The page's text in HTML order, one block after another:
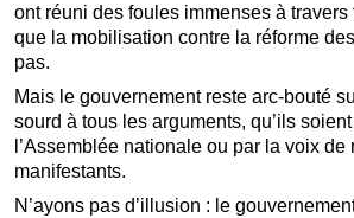
ont réuni des foules immenses à
que la mobilisation contre la réforme
pas.
Mais le gouvernement reste arc-bouté
sourd à tous les arguments, qu’ils
l’Assemblée nationale ou par la voix de
manifestants.
N’ayons pas d’illusion : le